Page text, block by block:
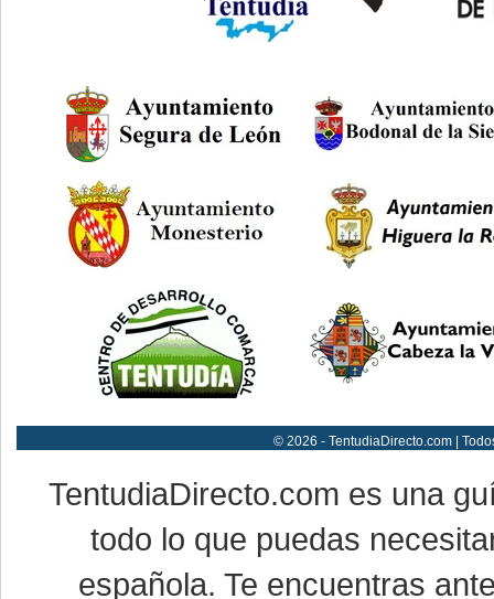
© 2026 - TentudiaDirecto.com |
TentudiaDirecto.com es una
todo lo que puedas
española. Te encuentras